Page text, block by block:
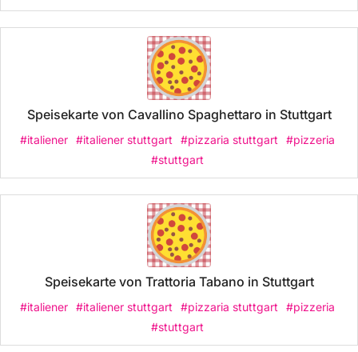
Speisekarte von Cavallino Spaghettaro in Stuttgart
#italiener #italiener stuttgart #pizzaria stuttgart
#pizzeria
#stuttgart
Speisekarte von Trattoria Tabano in Stuttgart
#italiener #italiener stuttgart #pizzaria stuttgart
#pizzeria
#stuttgart